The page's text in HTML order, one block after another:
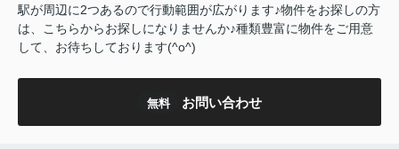
駅が周辺に2つあるので行動範囲が広がります♪物件をお探しの方
は、こちらからお探しになりませんか♪種類豊富に物件をご用意
して、お待ちしております(^o^)
無料 お問い合わせ